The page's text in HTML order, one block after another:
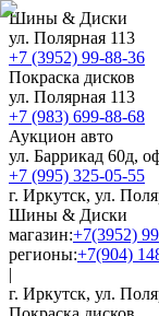
Шины & Диски
ул. Полярная 113
+7 (3952) 99-88-36
Покраска дисков
ул. Полярная 113
+7 (983) 699-88-68
Аукцион авто
ул. Баррикад 60д,
+7 (995) 325-05-55
г. Иркутск, ул.
Шины & Диски
магазин:+7(3952)
регионы:+7(904)
|
г. Иркутск, ул.